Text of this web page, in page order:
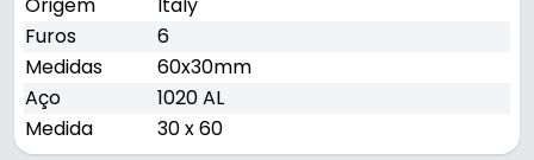
Origem
Italy
Furos
6
Medidas
60x30mm
Aço
1020 AL
Medida
30 x 60